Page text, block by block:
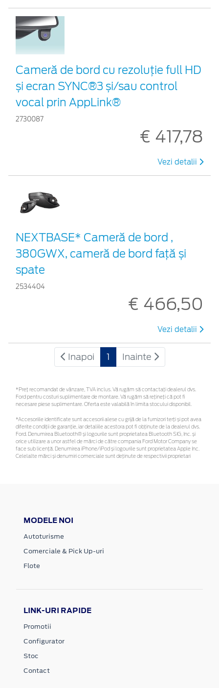
Cameră de bord cu rezoluție full HD
și ecran SYNC®3 și/sau control
vocal prin AppLink®
2730087
€ 417,78
Vezi detalii
NEXTBASE* Cameră de bord ,
380GWX, cameră de bord față și
spate
2534404
€ 466,50
Vezi detalii
Inapoi 1 Inainte
*Preţ recomandat de vânzare, TVA inclus. Vă rugăm să contactaţi dealerul dvs.
Ford pentru costuri suplimentare de montare. Vă rugăm să rețineți că pot fi
necesare piese suplimentare. Oferta este valabilă în limita stocului disponibil.
*Accesoriile identificate sunt accesorii alese cu grijă de la furnizori terți și pot avea
diferite condiții de garanție, iar detaliile acestora pot fi obținute de la dealerul dvs.
Ford. Denumirea Bluetooth® și logourile sunt proprietatea Bluetooth SIG, Inc. și
orice utilizare a unor astfel de mărci de către compania Ford Motor Company se
face sub licență. Denumirea iPhone/iPod și logourile sunt proprietatea Apple Inc.
Celelalte mărci și denumiri comerciale sunt deținute de respectivii proprietari
MODELE NOI
Autoturisme
Comerciale & Pick Up-uri
Flote
LINK-URI RAPIDE
Promotii
Configurator
Stoc
Contact